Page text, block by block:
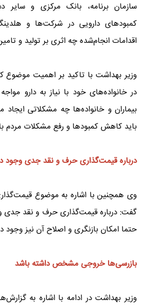
سازمان برنامه، بانک مرکزی و
کمبودهای دارویی در شرکت‌ها و
اقدامات انجام‌شده چه اثری بر تولید و
وزیر بهداشت با تاکید بر اهمیت موضوع
در خانواده‌های خود با نیاز به دارو
بیماران و خانواده‌ها چه مشکلاتی ایجاد
باید کاهش کمبودها و رفع مشکلات مردم
درباره قیمت‌گذاری حرف و نقد جدی وجود
وی همچنین با اشاره به موضوع
گفت: درباره قیمت‌گذاری حرف و نقد جدی
حتما امکان بازنگری و اصلاح آن نیز وجود
بازرسی‌ها خروجی مشخص داشته باشد
وزیر بهداشت در ادامه با اشاره به